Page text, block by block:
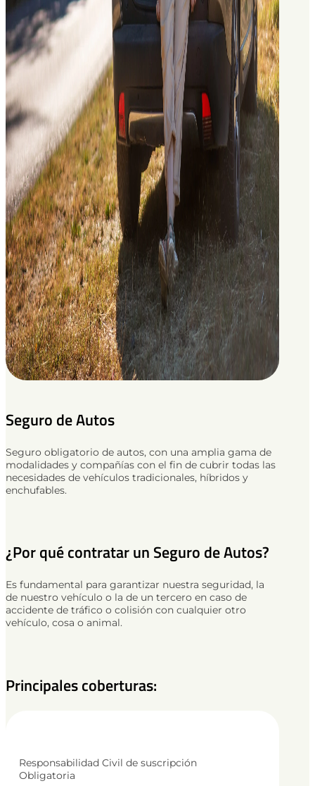
Seguro de Autos
Seguro obligatorio de autos, con una amplia gama de
modalidades y compañías con el fin de cubrir todas las
necesidades de vehículos tradicionales, híbridos y
enchufables.
¿Por qué contratar un Seguro de Autos?
Es fundamental para garantizar nuestra seguridad, la
de nuestro vehículo o la de un tercero en caso de
accidente de tráfico o colisión con cualquier otro
vehículo, cosa o animal.
Principales coberturas:
Responsabilidad Civil de suscripción
Obligatoria